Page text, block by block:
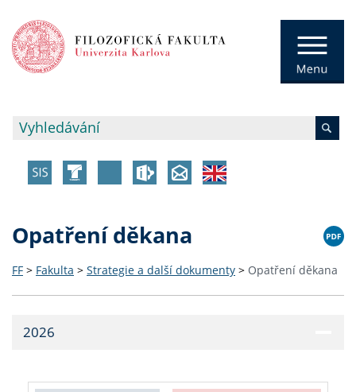
Opatření děkana
FF > Fakulta > Strategie a další dokumenty > Opatření děkana
2026